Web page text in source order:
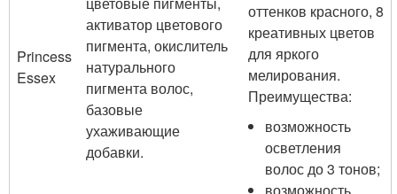
Princess
Essex
активатор цветового
пигмента, окислитель
натурального
пигмента волос,
базовые
ухаживающие
добавки.
оттенков красного, 8
креативных цветов
для яркого
мелирования.
Преимущества:
возможность
осветления
волос до 3 тонов;